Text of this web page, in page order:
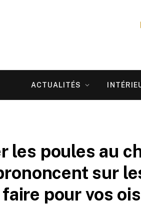
ACTUALITÉS
les poules au
sur
pour vos